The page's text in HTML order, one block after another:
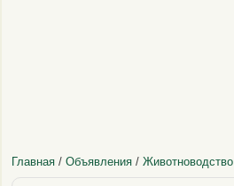
Главная / Объявления / Животноводство